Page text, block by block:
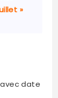
»
date